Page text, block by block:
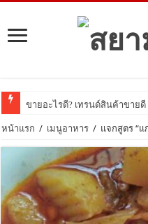
ขายอะไรดี? เทรนด์สินค้าขายดี ในโ
หน้าแรก / เมนูอาหาร / แจกสูตร “